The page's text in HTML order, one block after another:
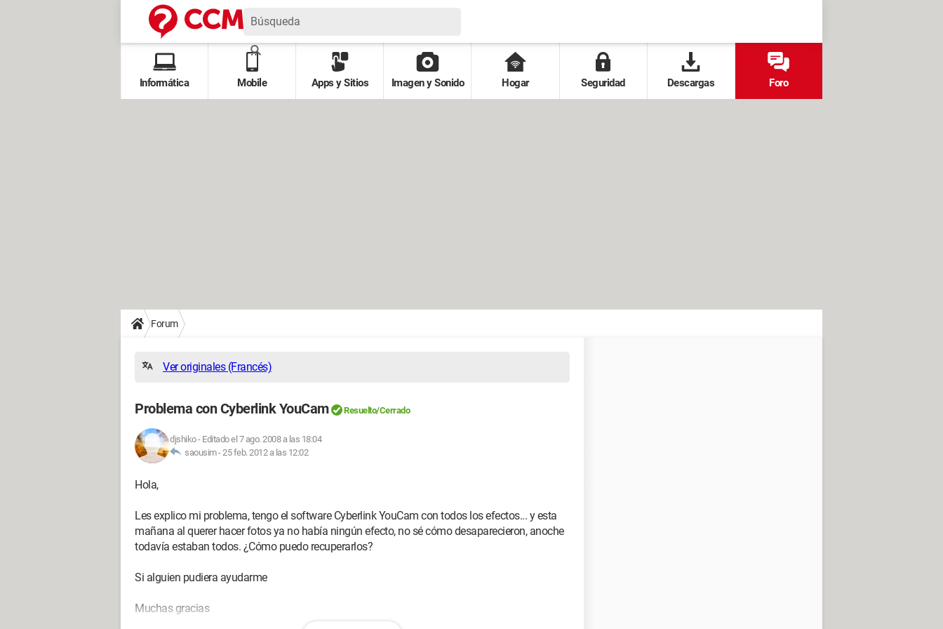
Informática Mobile Apps y Sitios Imagen y Sonido Hogar Seguridad Descargas Foro
Forum
Ver originales (Francés)
Problema con Cyberlink YouCam Resuelto/Cerrado
djshiko- Editado el 7 ago. 2008 a las 18:04
saousim -25 feb. 2012 a las 12:02
Hola,
Les explico mi problema, tengo el software Cyberlink YouCam con todos los efectos... y esta
mañana al querer hacer fotos ya no había ningún efecto, no sé cómo desaparecieron, anoche
todavía estaban todos. ¿Cómo puedo recuperarlos?
Si alguien pudiera ayudarme
Muchas gracias